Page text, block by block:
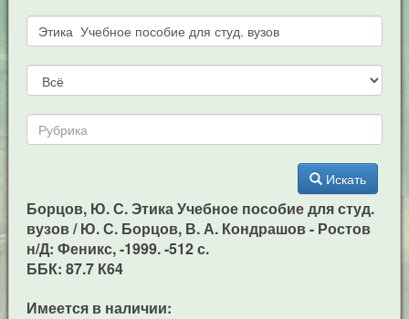
Искать
Борцов, Ю. С. Этика Учебное пособие для студ.
вузов / Ю. С. Борцов, В. А. Кондрашов - Ростов
н/Д: Феникс, -1999. -512 с.
ББК: 87.7 К64
Имеется в наличии: